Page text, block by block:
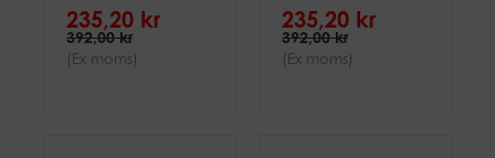
235,20 kr
392,00 kr
(Ex moms)
235,20 kr
392,00 kr
(Ex moms)